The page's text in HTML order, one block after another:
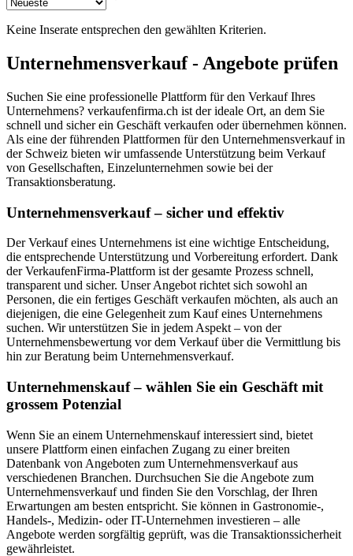
Keine Inserate entsprechen den gewählten Kriterien.
Unternehmensverkauf - Angebote prüfen
Suchen Sie eine professionelle Plattform für den Verkauf Ihres
Unternehmens? verkaufenfirma.ch ist der ideale Ort, an dem Sie
schnell und sicher ein Geschäft verkaufen oder übernehmen können.
Als eine der führenden Plattformen für den Unternehmensverkauf in
der Schweiz bieten wir umfassende Unterstützung beim Verkauf
von Gesellschaften, Einzelunternehmen sowie bei der
Transaktionsberatung.
Unternehmensverkauf – sicher und effektiv
Der Verkauf eines Unternehmens ist eine wichtige Entscheidung,
die entsprechende Unterstützung und Vorbereitung erfordert. Dank
der VerkaufenFirma-Plattform ist der gesamte Prozess schnell,
transparent und sicher. Unser Angebot richtet sich sowohl an
Personen, die ein fertiges Geschäft verkaufen möchten, als auch an
diejenigen, die eine Gelegenheit zum Kauf eines Unternehmens
suchen. Wir unterstützen Sie in jedem Aspekt – von der
Unternehmensbewertung vor dem Verkauf über die Vermittlung bis
hin zur Beratung beim Unternehmensverkauf.
Unternehmenskauf – wählen Sie ein Geschäft mit
grossem Potenzial
Wenn Sie an einem Unternehmenskauf interessiert sind, bietet
unsere Plattform einen einfachen Zugang zu einer breiten
Datenbank von Angeboten zum Unternehmensverkauf aus
verschiedenen Branchen. Durchsuchen Sie die Angebote zum
Unternehmensverkauf und finden Sie den Vorschlag, der Ihren
Erwartungen am besten entspricht. Sie können in Gastronomie-,
Handels-, Medizin- oder IT-Unternehmen investieren – alle
Angebote werden sorgfältig geprüft, was die Transaktionssicherheit
gewährleistet.